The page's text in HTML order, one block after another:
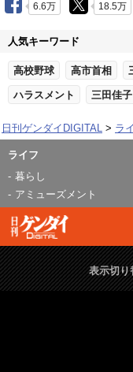
6.6万 18.5万
人気キーワード
高校野球 高市首相
ハラスメント 三田佳子
日刊ゲンダイDIGITAL ラ
ライフ
暮らし
アミューズメント
表示切り